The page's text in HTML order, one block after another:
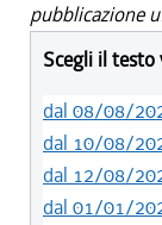
pubblicazione
Scegli il testo
dal 08/08/
dal 10/08/
dal 12/08/
dal 01/01/